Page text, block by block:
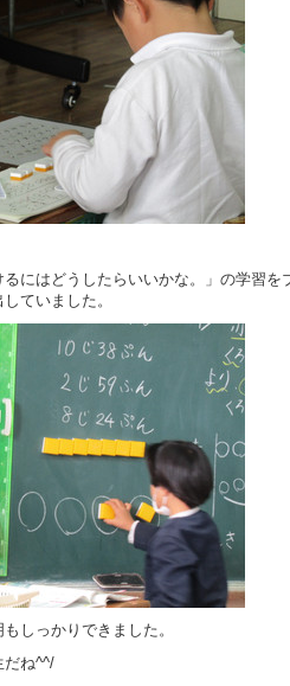
るにはどうしたらいいかな。」の学習
ていました。
しっかりできました。
だね^^/